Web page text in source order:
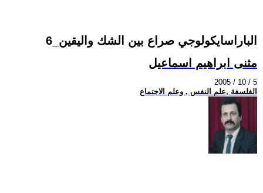
الباراسايكولوجي صراع بين الشك واليقين_6
مثنى ابراهيم اسماعيل
2005 / 10 / 5
الفلسفة ,علم النفس , وعلم الاجتماع